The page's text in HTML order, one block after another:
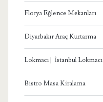
Florya Eğlence Mekanları
Diyarbakır Araç Kurtarma
Lokmacı | İstanbul Lokmacı
Bistro Masa Kiralama